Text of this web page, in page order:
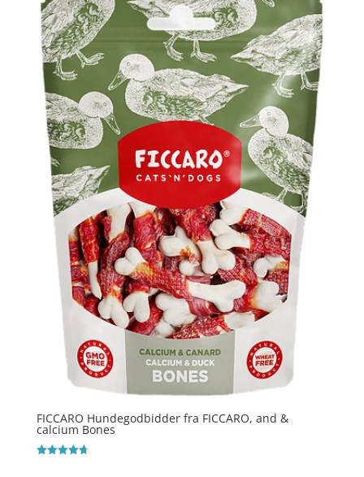
FICCARO Hundegodbidder fra FICCARO, and &
calcium Bones